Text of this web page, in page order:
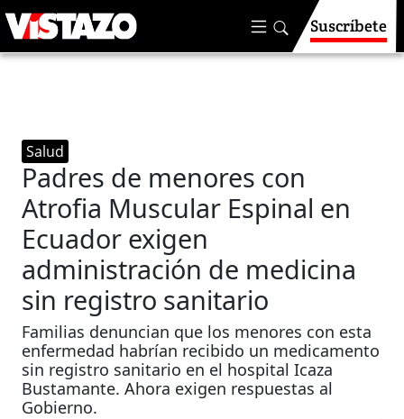
Suscríbete
Salud
Padres de menores con
Atrofia Muscular Espinal en
Ecuador exigen
administración de medicina
sin registro sanitario
Familias denuncian que los menores con esta
enfermedad habrían recibido un medicamento
sin registro sanitario en el hospital Icaza
Bustamante. Ahora exigen respuestas al
Gobierno.